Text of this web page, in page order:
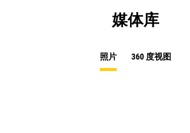
媒体库
照片 360 度视图